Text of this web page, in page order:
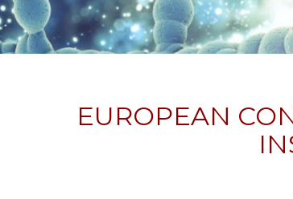
EUROPEAN